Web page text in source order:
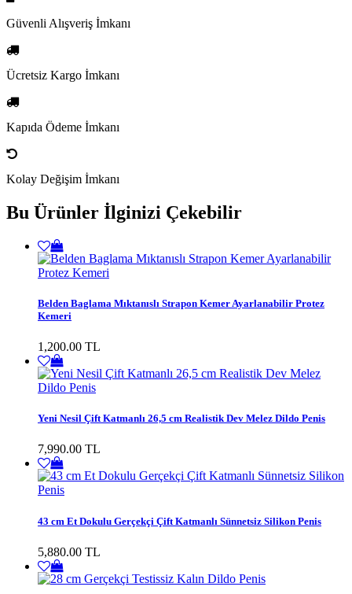
Güvenli Alışveriş İmkanı
Ücretsiz Kargo İmkanı
Kapıda Ödeme İmkanı
Kolay Değişim İmkanı
Bu Ürünler İlginizi Çekebilir
Belden Baglama Mıktanıslı Strapon Kemer Ayarlanabilir Protez
Kemeri
1,200.00 TL
Yeni Nesil Çift Katmanlı 26,5 cm Realistik Dev Melez Dildo Penis
7,990.00 TL
43 cm Et Dokulu Gerçekçi Çift Katmanlı Sünnetsiz Silikon Penis
5,880.00 TL